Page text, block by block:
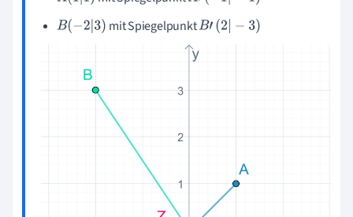
B(-2|3) mit SpiegelpunktB'(2|-3 )